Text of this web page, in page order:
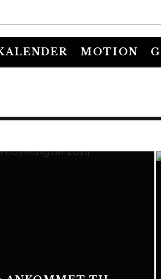
MOTION